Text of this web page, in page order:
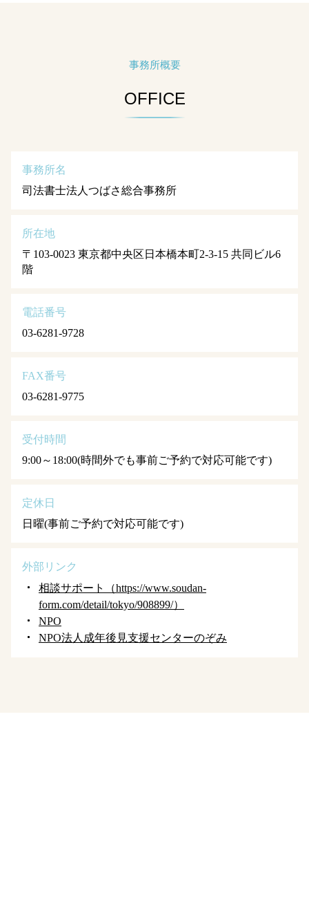
事務所概要
OFFICE
事務所名
司法書士法人つばさ総合事務所
所在地
〒103-0023 東京都中央区日本橋本町2-3-15 共同ビル6
階
電話番号
03-6281-9728
FAX番号
03-6281-9775
受付時間
9:00～18:00(時間外でも事前ご予約で対応可能です)
定休日
日曜(事前ご予約で対応可能です)
外部リンク
相談サポート（https://www.soudan-
form.com/detail/tokyo/908899/）
NPO
NPO法人成年後見支援センターのぞみ